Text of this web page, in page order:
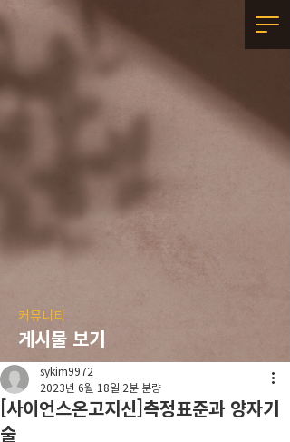
커뮤니티
게시물 보기
[사이언스온고지신]측정표준과 양자기
술
sykim9972
2023년 6월 18일 2분 분량